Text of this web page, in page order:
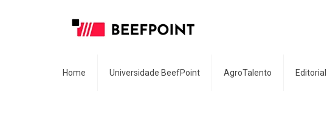
Home Universidade BeefPoint AgroTalento Editorial